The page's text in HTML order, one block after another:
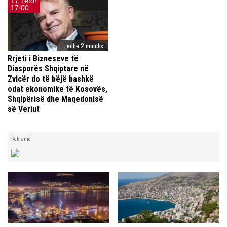
17:00
...edhe 2 months
Rrjeti i Bizneseve të
Diasporës Shqiptare në
Zvicër do të bëjë bashkë
odat ekonomike të Kosovës,
Shqipërisë dhe Maqedonisë
së Veriut
Reklamë